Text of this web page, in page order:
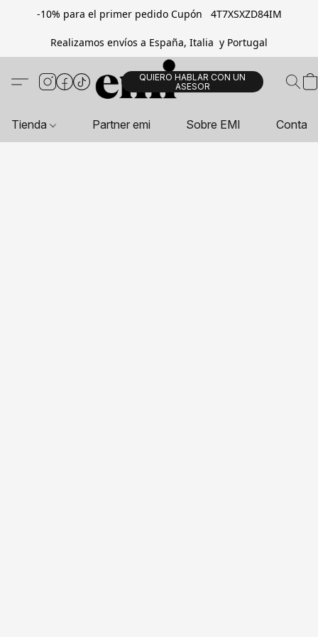
-10% para el primer pedido Cupón 4T7XSXZD84IM
Realizamos envíos a España, Italia y Portugal
QUIERO HABLAR CON UN
ASESOR
Tienda Partner emi Sobre EMI